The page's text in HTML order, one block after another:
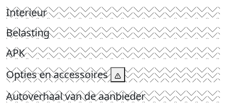
Interieur
Belasting
APK
Opties en accessoires
Autoverhaal van de aanbieder